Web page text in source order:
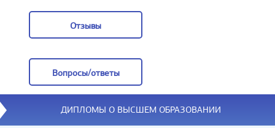
Отзывы
Вопросы/ответы
Вопросы/ответы
ДИПЛОМЫ О ВЫСШЕМ ОБРАЗОВАНИИ